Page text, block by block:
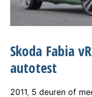
Skoda Fabia
autotest
2011, 5 deuren of